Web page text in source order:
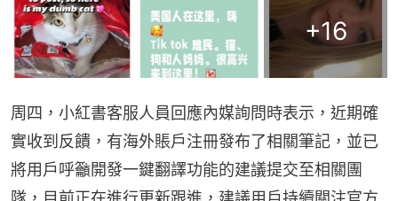
+16
周四，小紅書客服人員回應內媒詢問時表示，近期確
實收到反饋，有海外賬戶注冊發布了相關筆記，並已
將用戶呼籲開發一鍵翻譯功能的建議提交至相關團